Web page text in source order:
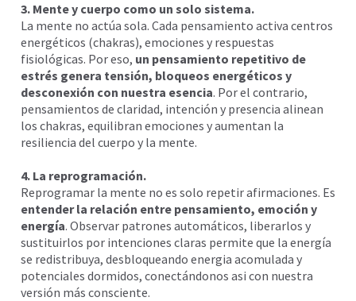
3. Mente y cuerpo como un solo sistema.
La mente no actúa sola. Cada pensamiento activa centros
energéticos (chakras), emociones y respuestas
fisiológicas. Por eso, un pensamiento repetitivo de
estrés genera tensión, bloqueos energéticos y
desconexión con nuestra esencia. Por el contrario,
pensamientos de claridad, intención y presencia alinean
los chakras, equilibran emociones y aumentan la
resiliencia del cuerpo y la mente.
4. La reprogramación.
Reprogramar la mente no es solo repetir afirmaciones. Es
entender la relación entre pensamiento, emoción y
energía. Observar patrones automáticos, liberarlos y
sustituirlos por intenciones claras permite que la energía
se redistribuya, desbloqueando energia acomulada y
potenciales dormidos, conectándonos asi con nuestra
versión más consciente.